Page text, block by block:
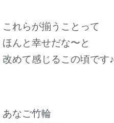
これらが揃うことって
ほんと幸せだな〜と
改めて感じるこの頃です♪
あなご竹輪